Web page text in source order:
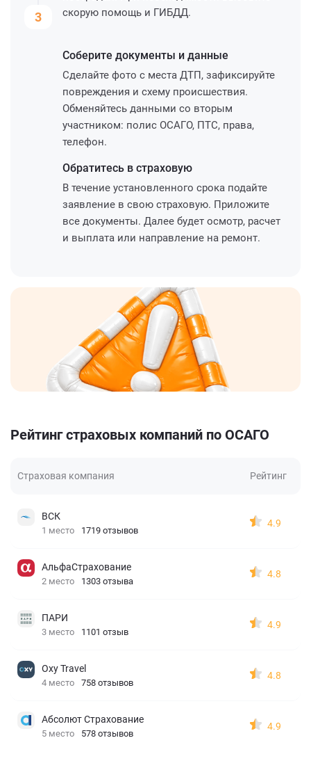
3
скорую помощь и ГИБДД.
Соберите документы и данные
Сделайте фото с места ДТП, зафиксируйте
повреждения и схему происшествия.
Обменяйтесь данными со вторым
участником: полис ОСАГО, ПТС, права,
телефон.
Обратитесь в страховую
В течение установленного срока подайте
заявление в свою страховую. Приложите
все документы. Далее будет осмотр, расчет
и выплата или направление на ремонт.
Рейтинг страховых компаний по ОСАГО
Страховая компания Рейтинг
ВСК
1 место 1719 отзывов
4.9
АльфаСтрахование
2 место 1303 отзыва
4.8
ПАРИ
3 место 1101 отзыв
4.9
Oxy Travel
4 место 758 отзывов
4.8
Абсолют Страхование
5 место 578 отзывов
4.9